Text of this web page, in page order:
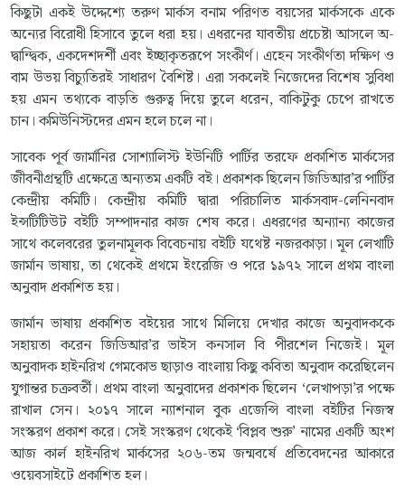
কিছুটা একই উদ্দেশ্যে তরুণ মার্কস বনাম পরিণত বয়সের মার্কসকে একে
অন্যের বিরোধী হিসাবে তুলে ধরা হয়। এধরনের যাবতীয় প্রচেষ্টা আসলে অ-
দ্বান্দ্বিক, একদেশদর্শী এবং ইচ্ছাকৃতরূপে সংকীর্ণ। এহেন সংকীর্ণতা দক্ষিণ ও
বাম উভয় বিচ্যুতিরই সাধারণ বৈশিষ্ট। এরা সকলেই নিজেদের বিশেষ সুবিধা
হয় এমন তথ্যকে বাড়তি গুরুত্ব দিয়ে তুলে ধরেন, বাকিটুকু চেপে রাখতে
চান। কমিউনিস্টদের এমন হলে চলে না।
সাবেক পূর্ব জার্মানির সোশ্যালিস্ট ইউনিটি পার্টির তরফে প্রকাশিত মার্কসের
জীবনীগ্রন্থটি এক্ষেত্রে অন্যতম একটি বই। প্রকাশক ছিলেন জিডিআর’র পার্টির
কেন্দ্রীয় কমিটি। কেন্দ্রীয় কমিটি দ্বারা পরিচালিত মার্কসবাদ-লেনিনবাদ
ইন্সটিটিউট বইটি সম্পাদনার কাজ শেষ করে। এধরণের অন্যান্য কাজের
সাথে কলেবরের তুলনামূলক বিবেচনায় বইটি যথেষ্ট নজরকাড়া। মূল লেখাটি
জার্মান ভাষায়, তা থেকেই প্রথমে ইংরেজি ও পরে ১৯৭২ সালে প্রথম বাংলা
অনুবাদ প্রকাশিত হয়।
জার্মান ভাষায় প্রকাশিত বইয়ের সাথে মিলিয়ে দেখার কাজে অনুবাদককে
সহায়তা করেন জিডিআর’র ভাইস কনসাল বি পীরশেল নিজেই। মূল
অনুবাদক হাইনরিখ গেমকোভ ছাড়াও বাংলায় কিছু কবিতা অনুবাদ করেছিলেন
যুগান্তর চক্রবর্তী। প্রথম বাংলা অনুবাদের প্রকাশক ছিলেন ‘লেখাপড়া’র পক্ষে
রাখাল সেন। ২০১৭ সালে ন্যাশনাল বুক এজেন্সি বাংলা বইটির নিজস্ব
সংস্করণ প্রকাশ করে। সেই সংস্করণ থেকেই ‘বিপ্লব শুরু’ নামের একটি অংশ
আজ কার্ল হাইনরিখ মার্কসের ২০৬-তম জন্মবর্ষে প্রতিবেদনের আকারে
ওয়েবসাইটে প্রকাশিত হল।